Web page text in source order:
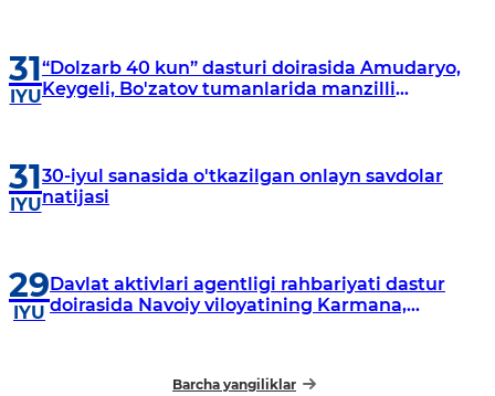
31
IYU
“Dolzarb 40 kun” dasturi doirasida Amudaryo,
Keygeli, Bo'zatov tumanlarida manzilli
31
IYU
30-iyul sanasida o'tkazilgan onlayn savdolar
natijasi
29
IYU
Davlat aktivlari agentligi rahbariyati dastur
doirasida Navoiy viloyatining Karmana,
Barcha yangiliklar